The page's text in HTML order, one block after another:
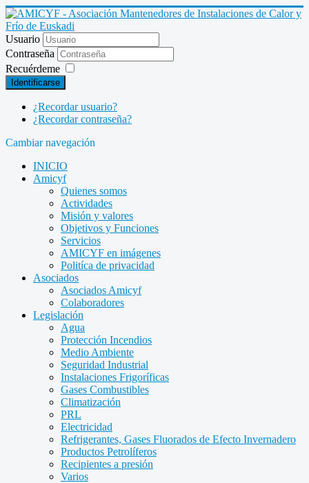
Usuario
Contraseña
Recuérdeme
Identificarse
¿Recordar usuario?
¿Recordar contraseña?
Cambiar navegación
INICIO
Amicyf
Quienes somos
Actividades
Misión y valores
Objetivos y Funciones
Servicios
AMICYF en imágenes
Politíca de privacidad
Asociados
Asociados Amicyf
Colaboradores
Legislación
Agua
Protección Incendios
Medio Ambiente
Seguridad Industrial
Instalaciones Frigoríficas
Gases Combustibles
Climatización
PRL
Electricidad
Refrigerantes, Gases Fluorados de Efecto Invernadero
Productos Petrolíferos
Recipientes a presión
Varios